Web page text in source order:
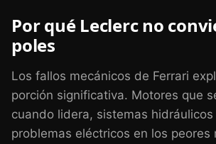
Por qué Leclerc no
poles
Los fallos mecánicos de Ferrari
porción significativa. Motores que
cuando lidera, sistemas
problemas eléctricos en los peores